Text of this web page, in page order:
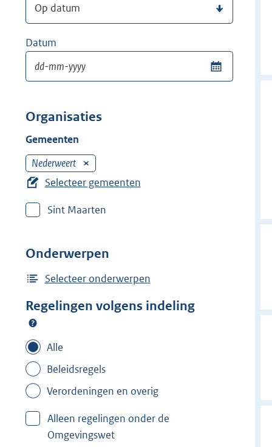
Datum
Organisaties
Gemeenten
Nederweert
e
w
d
e
f
e
r
N
e
Selecteer gemeenten
Sint Maarten
Onderwerpen
Selecteer onderwerpen
Regelingen volgens indeling
Alle
Beleidsregels
Verordeningen en overig
Alleen regelingen onder de
Omgevingswet